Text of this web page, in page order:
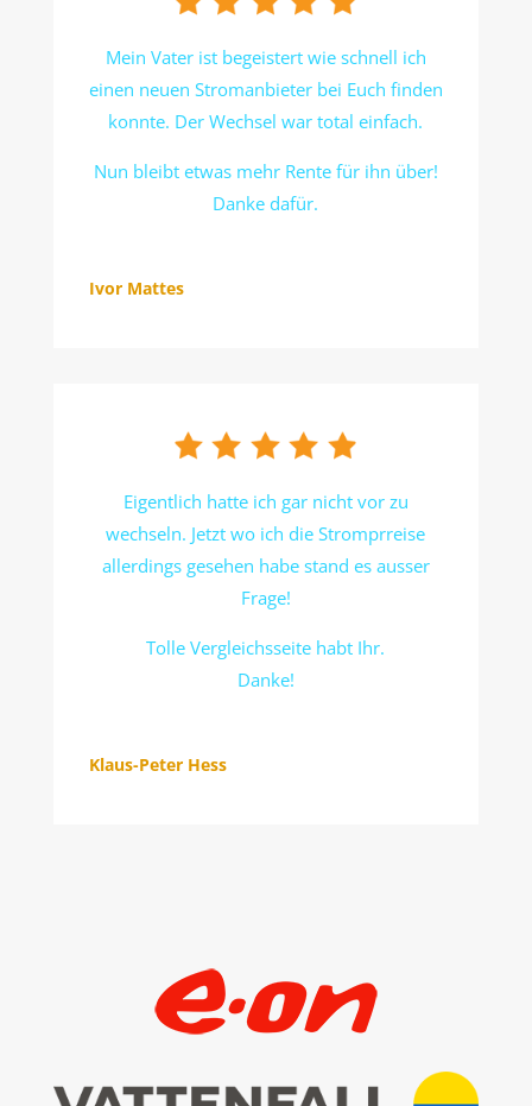
Mein Vater ist begeistert wie schnell ich
einen neuen Stromanbieter bei Euch finden
konnte. Der Wechsel war total einfach.
Nun bleibt etwas mehr Rente für ihn über!
Danke dafür.
Ivor Mattes
Eigentlich hatte ich gar nicht vor zu
wechseln. Jetzt wo ich die Stromprreise
allerdings gesehen habe stand es ausser
Frage!
Tolle Vergleichsseite habt Ihr.
Danke!
Klaus-Peter Hess